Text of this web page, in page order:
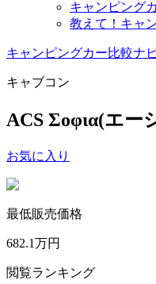
キャンピング
教えて！キャ
キャンピングカー比較ナ
キャブコン
ACS Σoφια(エー
お気に入り
最低販売価格
682.1万円
閲覧ランキング